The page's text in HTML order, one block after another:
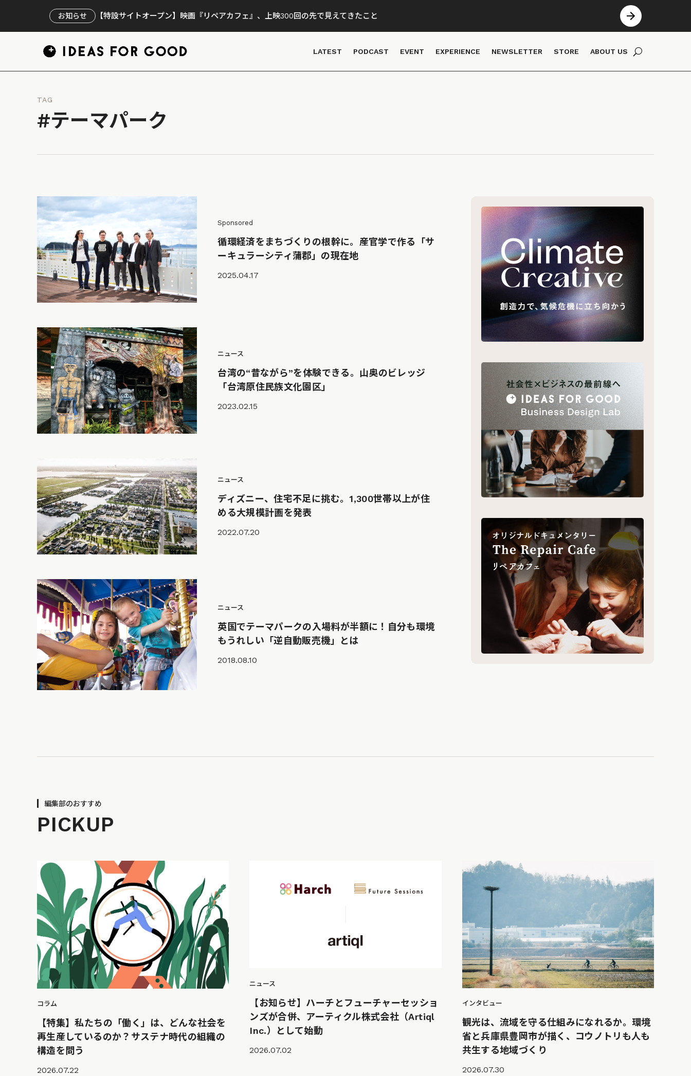
お知らせ 【特設サイトオープン】映画『リペアカフェ』、上映300回の先で見えてきたこと
LATEST PODCAST EVENT EXPERIENCE NEWSLETTER STORE ABOUT US
TAG
#テーマパーク
Sponsored
循環経済をまちづくりの根幹に。産官学で作る「サ
ーキュラーシティ蒲郡」の現在地
2025.04.17
ニュース
台湾の“昔ながら”を体験できる。山奥のビレッジ
「台湾原住民族文化園区」
2023.02.15
ニュース
ディズニー、住宅不足に挑む。1,300世帯以上が住
める大規模計画を発表
2022.07.20
ニュース
英国でテーマパークの入場料が半額に！自分も環境
もうれしい「逆自動販売機」とは
2018.08.10
編集部のおすすめ
PICKUP
コラム
【特集】私たちの「働く」は、どんな社会を
再生産しているのか？サステナ時代の組織の
構造を問う
2026.07.22
ニュース
【お知らせ】ハーチとフューチャーセッショ
ンズが合併、アーティクル株式会社（Artiql
Inc.）として始動
2026.07.02
インタビュー
観光は、流域を守る仕組みになれるか。環境
省と兵庫県豊岡市が描く、コウノトリも人も
共生する地域づくり
2026.07.30